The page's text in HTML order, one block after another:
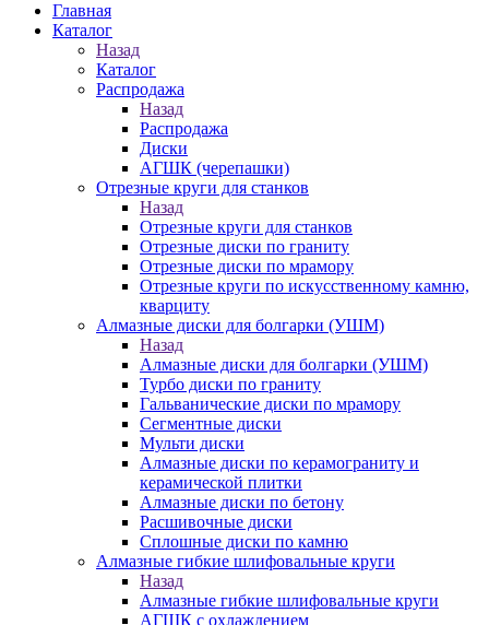
Главная
Каталог
Назад
Каталог
Распродажа
Назад
Распродажа
Диски
АГШК (черепашки)
Отрезные круги для станков
Назад
Отрезные круги для станков
Отрезные диски по граниту
Отрезные диски по мрамору
Отрезные круги по искусственному камню,
кварциту
Алмазные диски для болгарки (УШМ)
Назад
Алмазные диски для болгарки (УШМ)
Турбо диски по граниту
Гальванические диски по мрамору
Сегментные диски
Мульти диски
Алмазные диски по керамограниту и
керамической плитки
Алмазные диски по бетону
Расшивочные диски
Сплошные диски по камню
Алмазные гибкие шлифовальные круги
Назад
Алмазные гибкие шлифовальные круги
АГШК с охлаждением